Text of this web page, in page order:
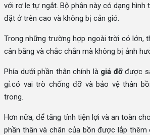
với rơ le tự ngắt. Bộ phận này có dạng hình
đặt ở trên cao và không bị cản gió.
Trong những trường hợp ngoài trời có lớn,
cân bằng và chắc chắn mà không bị ảnh
Phía dưới phần thân chính là giá đỡđược
gỉ.có vai trò chống đỡ và bảo vệ thân
trong.
Hơn nữa, để tăng tính tiện lợi và an toàn
phần thân và chân của bồn được lắp